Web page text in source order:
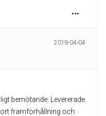
2019-04-04
bemötande. Levererade
framförhållning och